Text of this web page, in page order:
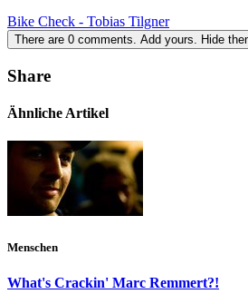
Bike Check - Tobias Tilgner
There are 0 comments. Add yours. Hide
Share
Ähnliche Artikel
Menschen
What's Crackin' Marc Remmert?!